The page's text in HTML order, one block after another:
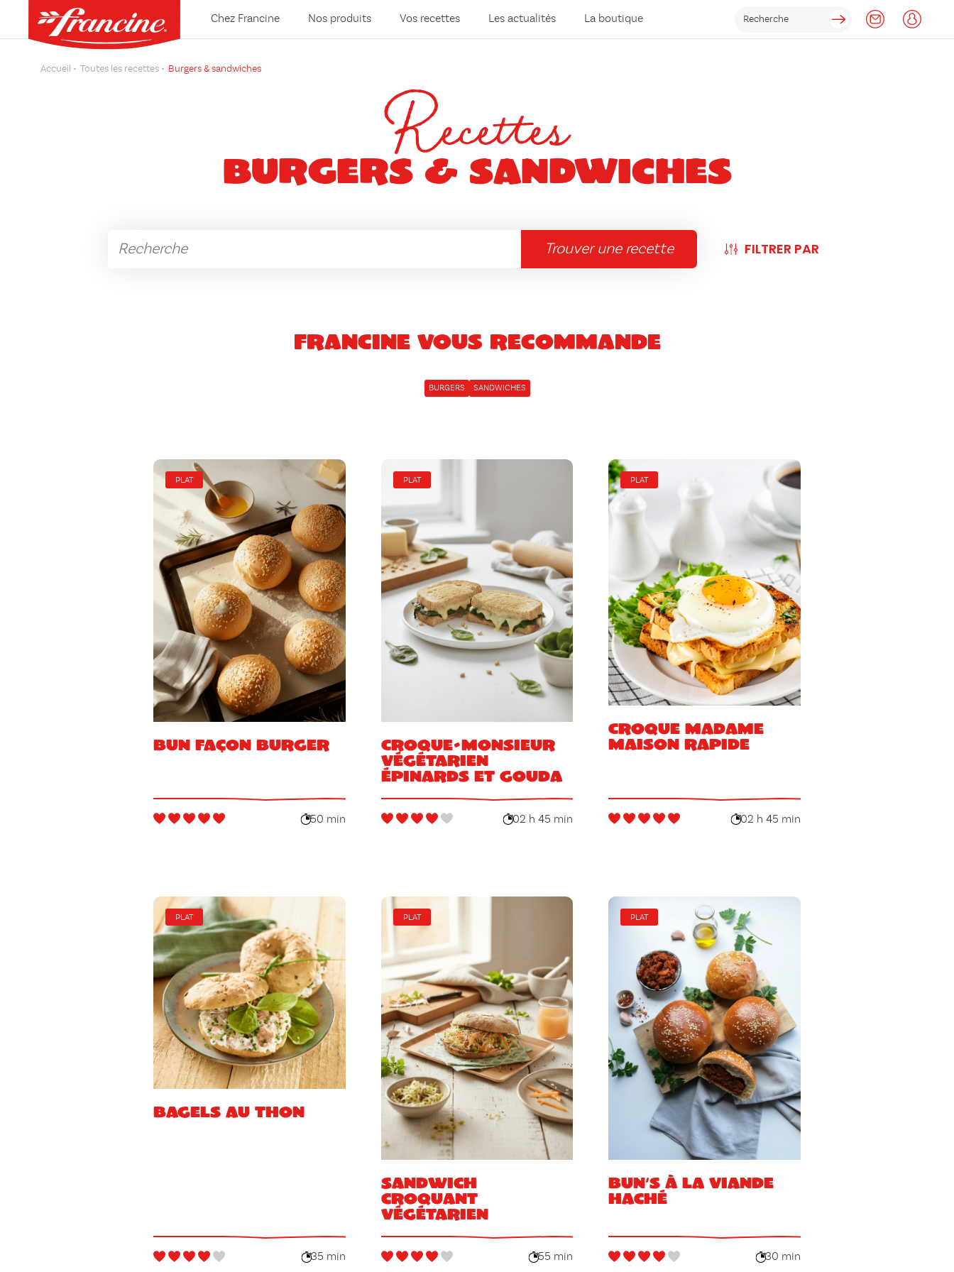
Chez Francine Nos produits Vos recettes Les actualités La boutique
Accueil Toutes les recettes Burgers & sandwiches
Recettes
Burgers & sandwiches
Trouver une recette FILTRER PAR
Francine vous recommande
BURGERS SANDWICHES
PLAT
Bun façon burger
50 min
PLAT
Croque-monsieur
végétarien
épinards et gouda
02 h 45 min
PLAT
Croque Madame
maison rapide
02 h 45 min
PLAT
Bagels au thon
35 min
PLAT
Sandwich
croquant
végétarien
55 min
PLAT
Bun’s à la viande
haché
30 min